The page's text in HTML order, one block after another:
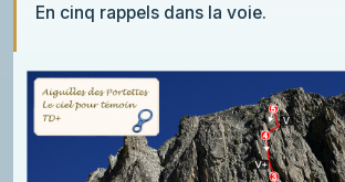
En cinq rappels dans la voie.